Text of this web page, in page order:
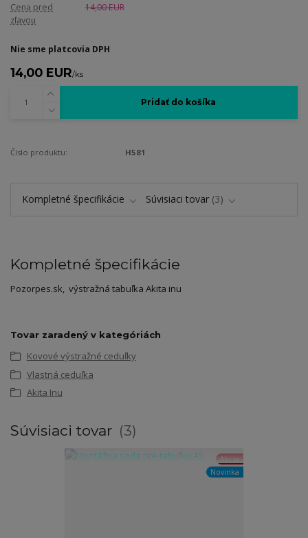
Cena pred
zľavou
14,00 EUR
Nie sme platcovia DPH
14,00 EUR/ks
Pridať do košíka
Číslo produktu: H581
Kompletné špecifikácie Súvisiaci tovar 3
Kompletné špecifikácie
Pozorpes.sk, výstražná tabuľka Akita inu
Tovar zaradený v kategóriách
Kovové výstražné ceduľky
Vlastná ceduľka
Akita Inu
Súvisiaci tovar 3
Akcia
Novinka